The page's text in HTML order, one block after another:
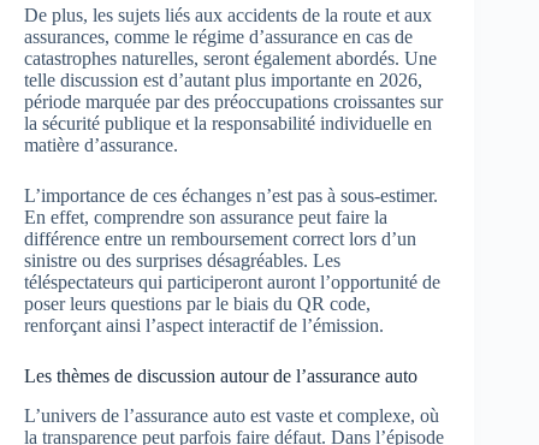
De plus, les sujets liés aux accidents de la route et aux
assurances, comme le régime d’assurance en cas de
catastrophes naturelles, seront également abordés. Une
telle discussion est d’autant plus importante en 2026,
période marquée par des préoccupations croissantes sur
la sécurité publique et la responsabilité individuelle en
matière d’assurance.
L’importance de ces échanges n’est pas à sous-estimer.
En effet, comprendre son assurance peut faire la
différence entre un remboursement correct lors d’un
sinistre ou des surprises désagréables. Les
téléspectateurs qui participeront auront l’opportunité de
poser leurs questions par le biais du QR code,
renforçant ainsi l’aspect interactif de l’émission.
Les thèmes de discussion autour de l’assurance auto
L’univers de l’assurance auto est vaste et complexe, où
la transparence peut parfois faire défaut. Dans l’épisode